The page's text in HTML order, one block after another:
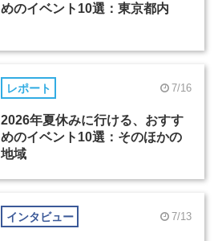
めのイベント10選：東京都内
レポート 7/16
2026年夏休みに行ける、おすす
めのイベント10選：そのほかの
地域
インタビュー 7/13